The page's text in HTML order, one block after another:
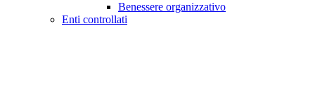
Benessere organizzativo
Enti controllati